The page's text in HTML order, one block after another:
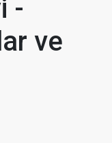
-
ve